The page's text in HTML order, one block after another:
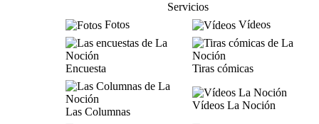
Servicios
Fotos
Vídeos
Encuesta Tiras cómicas
Las Columnas
Vídeos La Noción